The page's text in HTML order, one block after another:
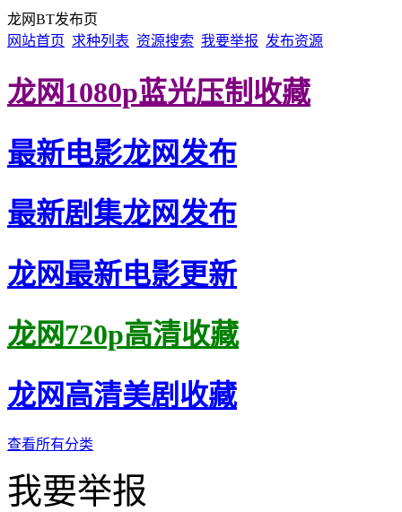
龙网BT发布页
网站首页 求种列表 资源搜索 我要举报 发布资源
龙网1080p蓝光压制收藏
最新电影龙网发布
最新剧集龙网发布
龙网最新电影更新
龙网720p高清收藏
龙网高清美剧收藏
查看所有分类
我要举报